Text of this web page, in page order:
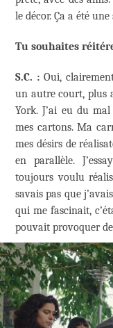
le décor. Ça a été
Tu souhaites
S.C. : Oui,
un autre court, plus
York. J’ai eu du
mes cartons. Ma
mes désirs de
en parallèle.
toujours voulu
savais pas que
qui me fascinait,
pouvait provoquer